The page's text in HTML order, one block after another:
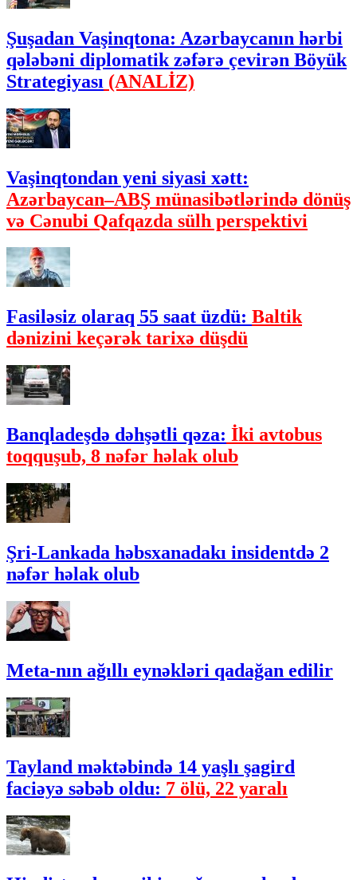
Şuşadan Vaşinqtona: Azərbaycanın hərbi
qələbəni diplomatik zəfərə çevirən Böyük
Strategiyası (ANALİZ)
Vaşinqtondan yeni siyasi xətt:
Azərbaycan–ABŞ münasibətlərində dönüş
və Cənubi Qafqazda sülh perspektivi
Fasiləsiz olaraq 55 saat üzdü: Baltik
dənizini keçərək tarixə düşdü
Banqladeşdə dəhşətli qəza: İki avtobus
toqquşub, 8 nəfər həlak olub
Şri-Lankada həbsxanadakı insidentdə 2
nəfər həlak olub
Meta-nın ağıllı eynəkləri qadağan edilir
Tayland məktəbində 14 yaşlı şagird
faciəyə səbəb oldu: 7 ölü, 22 yaralı